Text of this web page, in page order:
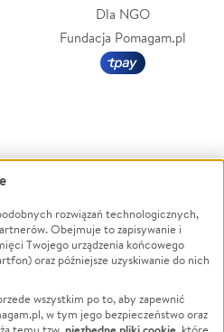
Dla NGO
Fundacja Pomagam.pl
Powódź
Wichura
NGO
Edukacja
rozwiązań technologicznych,
Obejmuje to zapisywanie i
Twojego urządzenia końcowego
oraz późniejsze uzyskiwanie do nich
wszystkim po to, aby zapewnić
w tym jego bezpieczeństwo oraz